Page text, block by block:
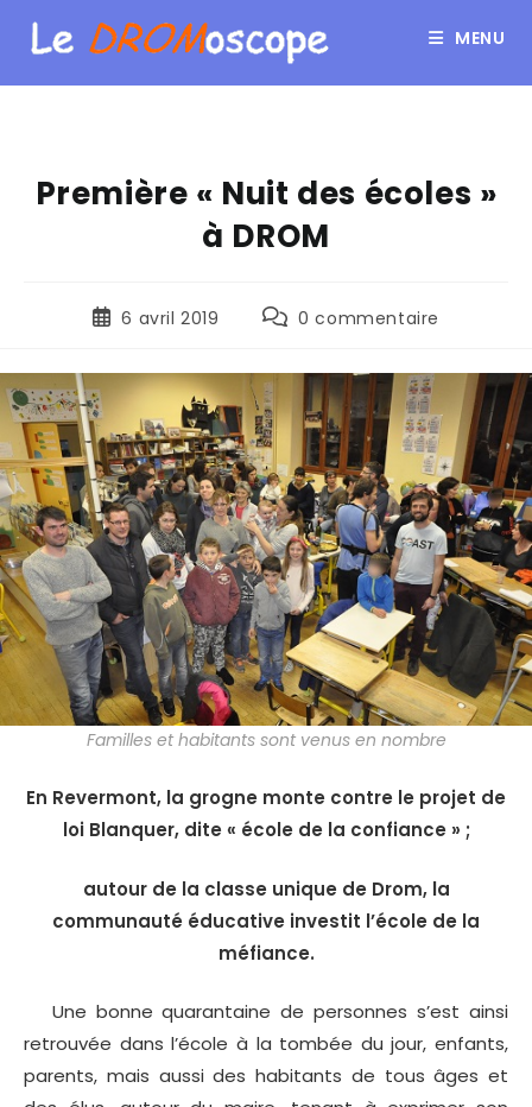
MENU
Première « Nuit des écoles »
à DROM
6 avril 2019 0 commentaire
Familles et habitants sont venus en nombre
En Revermont, la grogne monte contre le projet de
loi Blanquer, dite « école de la confiance » ;
autour de la classe unique de Drom, la
communauté éducative investit l’école de la
méfiance.
Une bonne quarantaine de personnes s’est ainsi
retrouvée dans l’école à la tombée du jour, enfants,
parents, mais aussi des habitants de tous âges et